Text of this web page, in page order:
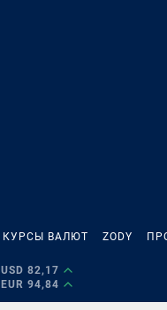
КУРСЫ ВАЛЮТ ZODY
USD 82,17
EUR 94,84